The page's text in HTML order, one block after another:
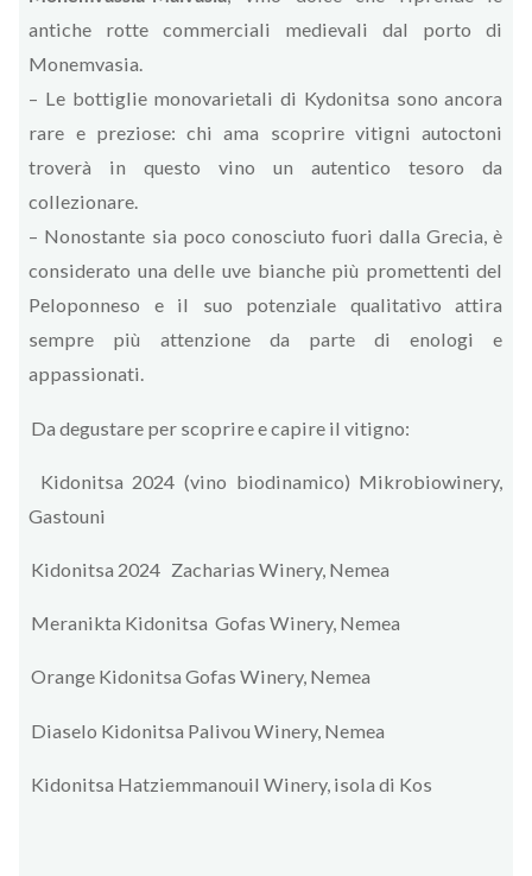
antiche rotte commerciali medievali dal porto di
Monemvasia.
– Le bottiglie monovarietali di Kydonitsa sono ancora
rare e preziose: chi ama scoprire vitigni autoctoni
troverà in questo vino un autentico tesoro da
collezionare.
– Nonostante sia poco conosciuto fuori dalla Grecia, è
considerato una delle uve bianche più promettenti del
Peloponneso e il suo potenziale qualitativo attira
sempre più attenzione da parte di enologi e
appassionati.
Da degustare per scoprire e capire il vitigno:
Kidonitsa 2024 (vino biodinamico) Mikrobiowinery,
Gastouni
Kidonitsa 2024 Zacharias Winery, Nemea
Meranikta Kidonitsa Gofas Winery, Nemea
Orange Kidonitsa Gofas Winery, Nemea
Diaselo Kidonitsa Palivou Winery, Nemea
Kidonitsa Hatziemmanouil Winery, isola di Kos